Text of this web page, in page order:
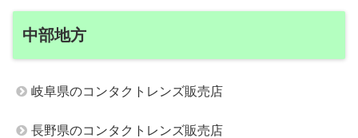
中部地方
岐阜県のコンタクトレンズ販売店
長野県のコンタクトレンズ販売店